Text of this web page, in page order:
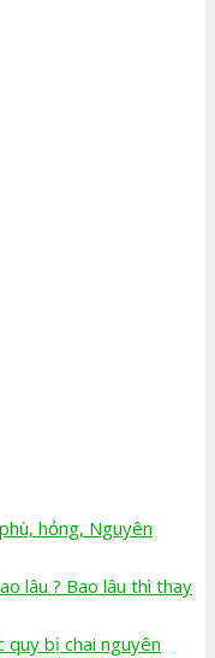
hỏng, Nguyên
lâu ? Bao lâu thì thay
quy bị chai nguyên